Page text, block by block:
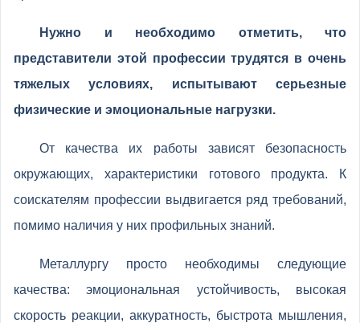
Нужно и необходимо отметить, что
представители этой профессии трудятся в очень
тяжелых условиях, испытывают серьезные
физические и эмоциональные нагрузки.
От качества их работы зависят безопасность
окружающих, характеристики готового продукта. К
соискателям профессии выдвигается ряд требований,
помимо наличия у них профильных знаний.
Металлургу просто необходимы следующие
качества: эмоциональная устойчивость, высокая
скорость реакции, аккуратность, быстрота мышления,